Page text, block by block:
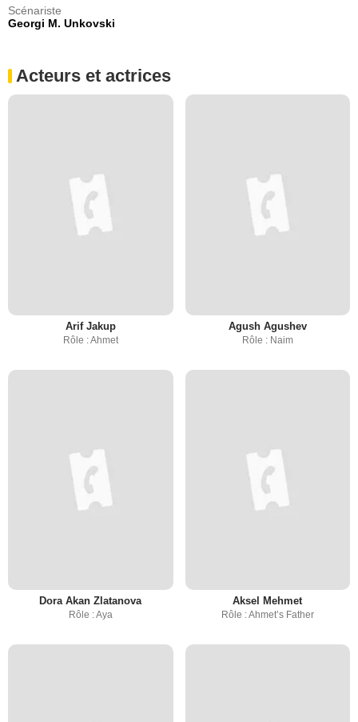
Scénariste
Georgi M. Unkovski
Acteurs et actrices
Arif Jakup
Rôle : Ahmet
Agush Agushev
Rôle : Naim
Dora Akan Zlatanova
Rôle : Aya
Aksel Mehmet
Rôle : Ahmet’s Father